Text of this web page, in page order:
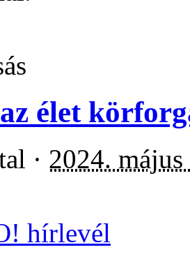
élet
· 2024.
hírlevél